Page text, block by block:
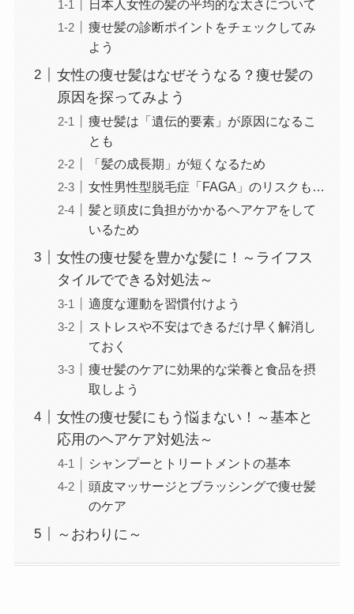
日本人女性の髪の平均的な太さについて
痩せ髪の診断ポイントをチェックしてみ
よう
女性の痩せ髪はなぜそうなる？痩せ髪の
原因を探ってみよう
痩せ髪は「遺伝的要素」が原因になるこ
とも
「髪の成長期」が短くなるため
女性男性型脱毛症「FAGA」のリスクも…
髪と頭皮に負担がかかるヘアケアをして
いるため
女性の痩せ髪を豊かな髪に！～ライフス
タイルでできる対処法～
適度な運動を習慣付けよう
ストレスや不安はできるだけ早く解消し
ておく
痩せ髪のケアに効果的な栄養と食品を摂
取しよう
女性の痩せ髪にもう悩まない！～基本と
応用のヘアケア対処法～
シャンプーとトリートメントの基本
頭皮マッサージとブラッシングで痩せ髪
のケア
～おわりに～